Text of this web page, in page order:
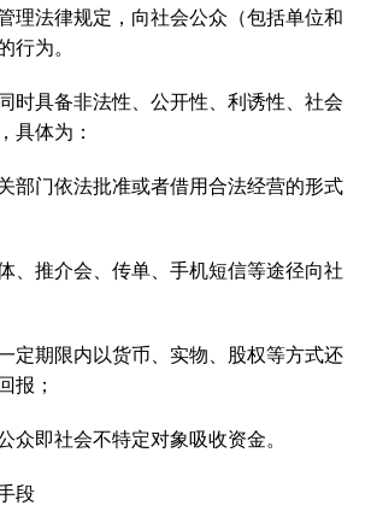
理法律规定，向社会公众（包括单位和
行为。
时具备非法性、公开性、利诱性、社会
具体为：
部门依法批准或者借用合法经营的形式
、推介会、传单、手机短信等途径向社
定期限内以货币、实物、股权等方式还
报；
众即社会不特定对象吸收资金。
段